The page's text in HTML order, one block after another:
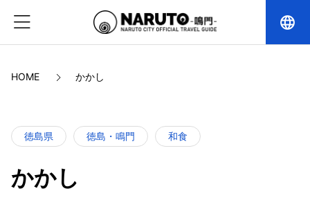
language
HOME かかし
徳島県 徳島・鳴門 和食
かかし